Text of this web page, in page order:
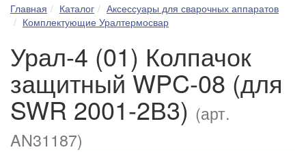
Главная
Каталог
Аксессуары для сварочных аппаратов
Комплектующие Уралтермосвар
Урал-4 (01) Колпачок
защитный WPC-08 (для
SWR 2001-2В3) (арт.
AN31187)